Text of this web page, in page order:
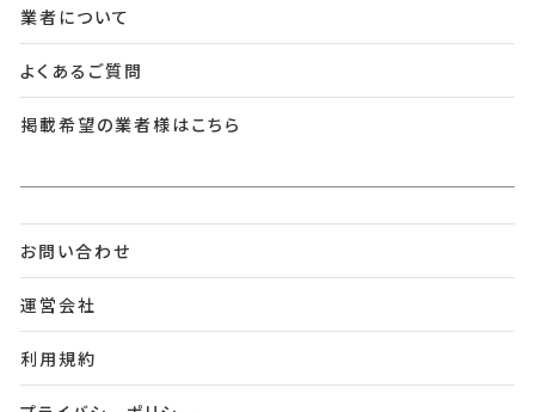
業者について
よくあるご質問
掲載希望の業者様はこちら
お問い合わせ
運営会社
利用規約